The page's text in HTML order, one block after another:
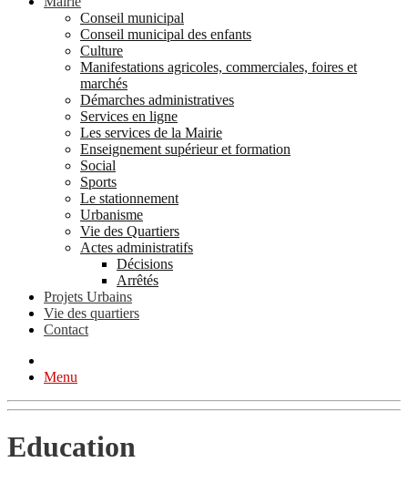
Conseil municipal
Conseil municipal des enfants
Culture
Manifestations agricoles, commerciales, foires et
marchés
Démarches administratives
Services en ligne
Les services de la Mairie
Enseignement supérieur et formation
Social
Sports
Le stationnement
Urbanisme
Vie des Quartiers
Actes administratifs
Décisions
Arrêtés
Projets Urbains
Vie des quartiers
Contact
Menu
Education